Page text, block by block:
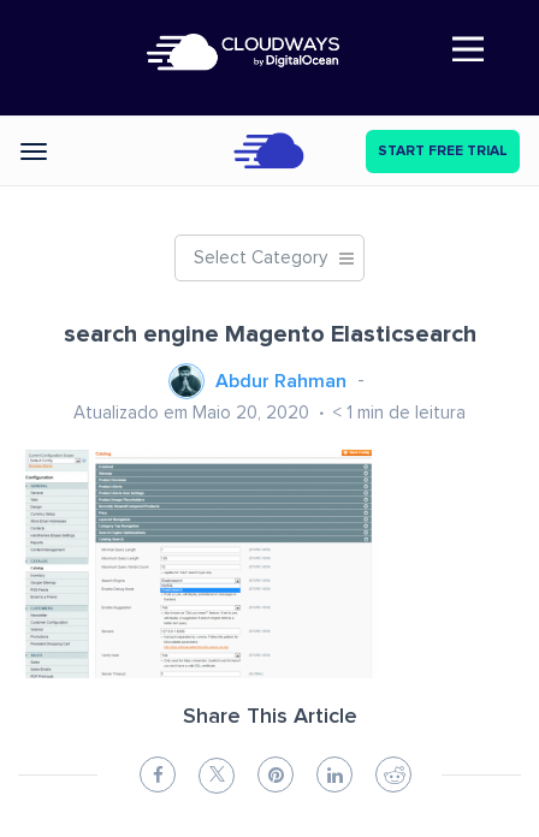
Abre a navegação
Categories START FREE TRIAL
Select Category
search engine Magento Elasticsearch
Abdur Rahman
Atualizado em Maio 20, 2020 < 1 min de leitura
Share This Article